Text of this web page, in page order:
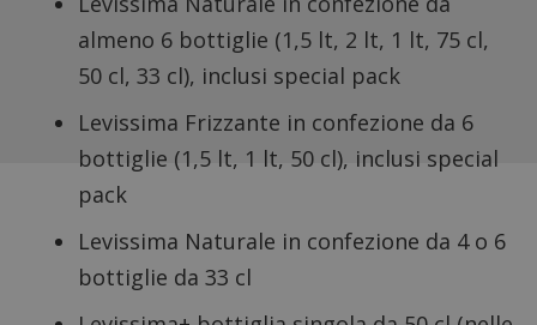
almeno 6 bottiglie (1,5 lt, 2 lt, 1 lt, 75 cl,
50 cl, 33 cl), inclusi special pack
Levissima Frizzante in confezione da 6
bottiglie (1,5 lt, 1 lt, 50 cl), inclusi special
pack
Levissima Naturale in confezione da 4 o 6
bottiglie da 33 cl